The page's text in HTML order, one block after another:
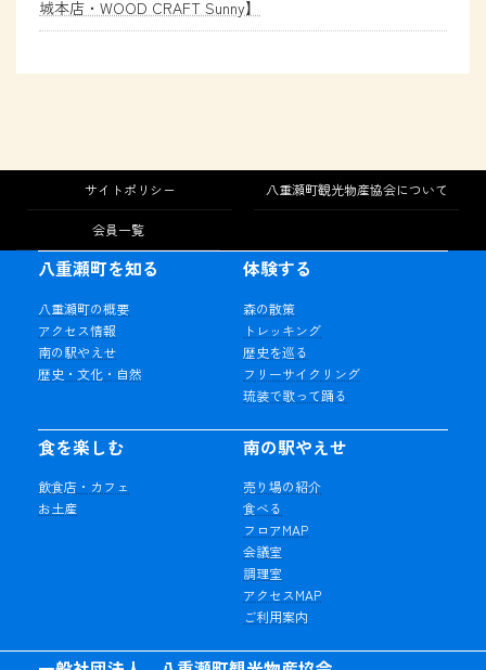
城本店・WOOD CRAFT Sunny】
サイトポリシー 八重瀬町観光物産協会について
会員一覧
八重瀬町を知る
八重瀬町の概要
アクセス情報
南の駅やえせ
歴史・文化・自然
体験する
森の散策
トレッキング
歴史を巡る
フリーサイクリング
琉装で歌って踊る
食を楽しむ
飲食店・カフェ
お土産
南の駅やえせ
売り場の紹介
食べる
フロアMAP
会議室
調理室
アクセスMAP
ご利用案内